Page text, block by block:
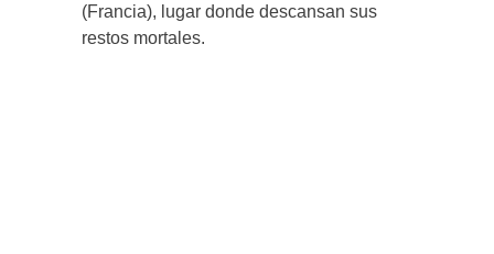
(Francia), lugar donde descansan sus
restos mortales.